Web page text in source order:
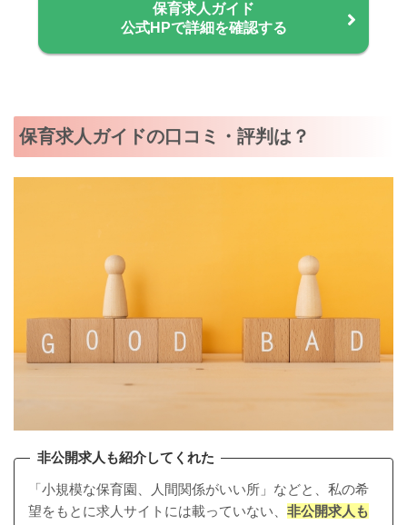
保育求人ガイド
公式HPで詳細を確認する
保育求人ガイドの口コミ・評判は？
非公開求人も紹介してくれた
「小規模な保育園、人間関係がいい所」などと、私の希
望をもとに求人サイトには載っていない、 非公開求人も